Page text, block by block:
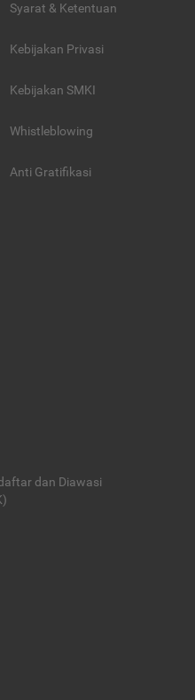
Syarat & Ketentuan
Kebijakan Privasi
Kebijakan SMKI
Whistleblowing
Anti Gratifikasi
dan Diawasi